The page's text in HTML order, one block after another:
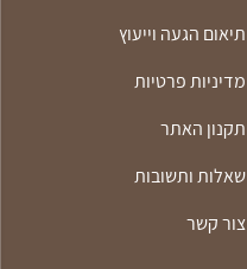
תיאום הגעה וייעוץ
מדיניות פרטיות
תקנון האתר
שאלות ותשובות
צור קשר